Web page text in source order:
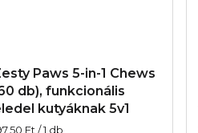
Paws 5-in-1 Chews
db), funkcionális
kutyáknak 5v1
Ft / 1 db